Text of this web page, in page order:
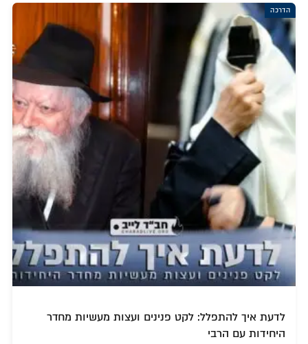
הדרכה
לדעת איך להתפלל: לקט פנינים ועצות מעשיות מחדר
היחידות עם הרבי